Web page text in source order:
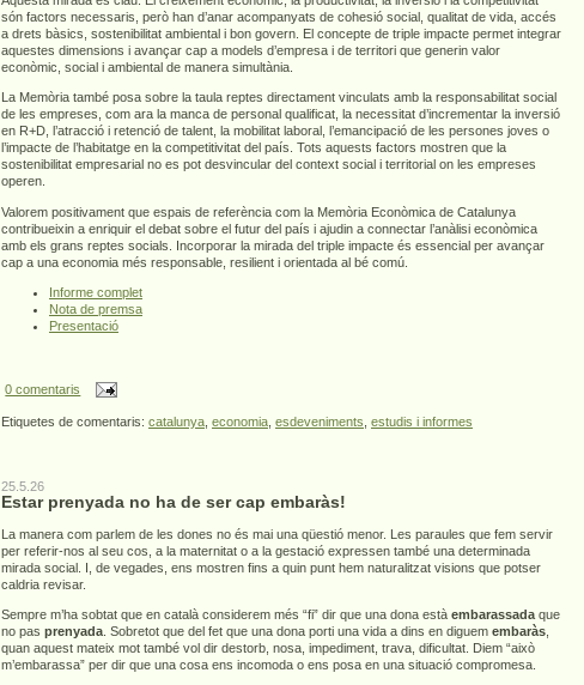
són factors necessaris, però han d’anar acompanyats de cohesió social, qualitat de vida, accés
a drets bàsics, sostenibilitat ambiental i bon govern. El concepte de triple impacte permet integrar
aquestes dimensions i avançar cap a models d’empresa i de territori que generin valor
econòmic, social i ambiental de manera simultània.
La Memòria també posa sobre la taula reptes directament vinculats amb la responsabilitat social
de les empreses, com ara la manca de personal qualificat, la necessitat d’incrementar la inversió
en R+D, l’atracció i retenció de talent, la mobilitat laboral, l’emancipació de les persones joves o
l’impacte de l’habitatge en la competitivitat del país. Tots aquests factors mostren que la
sostenibilitat empresarial no es pot desvincular del context social i territorial on les empreses
operen.
Valorem positivament que espais de referència com la Memòria Econòmica de Catalunya
contribueixin a enriquir el debat sobre el futur del país i ajudin a connectar l’anàlisi econòmica
amb els grans reptes socials. Incorporar la mirada del triple impacte és essencial per avançar
cap a una economia més responsable, resilient i orientada al bé comú.
Informe complet
Nota de premsa
Presentació
0 comentaris
Etiquetes de comentaris: catalunya economia esdeveniments estudis i informes
25.5.26
Estar prenyada no ha de ser cap embaràs!
La manera com parlem de les dones no és mai una qüestió menor. Les paraules que fem servir
per referir-nos al seu cos, a la maternitat o a la gestació expressen també una determinada
mirada social. I, de vegades, ens mostren fins a quin punt hem naturalitzat visions que potser
caldria revisar.
Sempre m’ha sobtat que en català considerem més “fi” dir que una dona està embarassada que
no pas prenyada . Sobretot que del fet que una dona porti una vida a dins en diguem embaràs
quan aquest mateix mot també vol dir destorb, nosa, impediment, trava, dificultat. Diem “això
m’embarassa” per dir que una cosa ens incomoda o ens posa en una situació compromesa.